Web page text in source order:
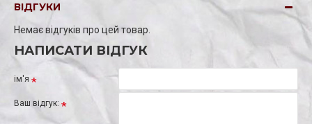
ВІДГУКИ
Немає відгуків про цей товар.
НАПИСАТИ ВІДГУК
ім'я
Ваш відгук: